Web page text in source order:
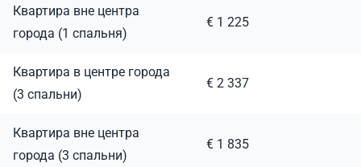
Квартира вне центра
города (1 спальня)
€ 1 225
Квартира в центре города
(3 спальни)
€ 2 337
Квартира вне центра
города (3 спальни)
€ 1 835